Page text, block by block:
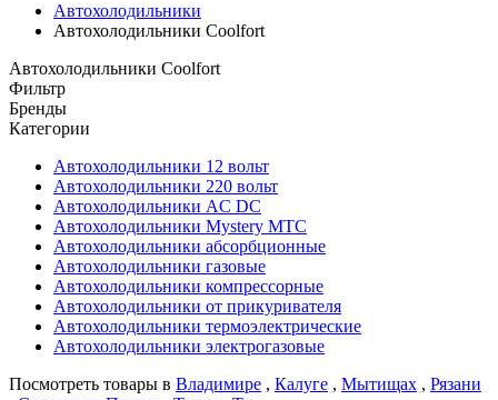
Автохолодильники
Автохолодильники Coolfort
Автохолодильники Coolfort
Фильтр
Бренды
Категории
Автохолодильники 12 вольт
Автохолодильники 220 вольт
Автохолодильники AC DC
Автохолодильники Mystery MTC
Автохолодильники абсорбционные
Автохолодильники газовые
Автохолодильники компрессорные
Автохолодильники от прикуривателя
Автохолодильники термоэлектрические
Автохолодильники электрогазовые
Посмотреть товары в Владимире , Калуге , Мытищах , Рязани